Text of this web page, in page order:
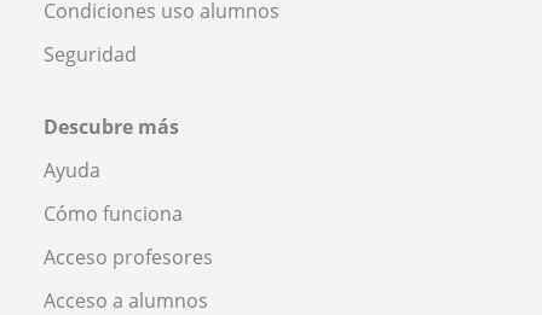
Condiciones uso alumnos
Seguridad
Descubre más
Ayuda
Cómo funciona
Acceso profesores
Acceso a alumnos